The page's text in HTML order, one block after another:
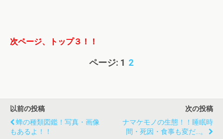
次ページ、トップ３！！
ページ: 1 2
以前の投稿
蜂の種類図鑑！写真・画像
もあるよ！！
次の投稿
ナマケモノの生態！！睡眠時
間・死因・食事も変だ…。